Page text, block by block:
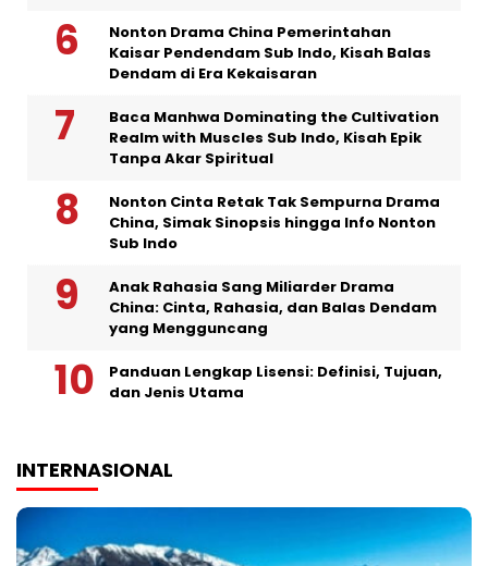
Nonton Drama China Pemerintahan
Kaisar Pendendam Sub Indo, Kisah Balas
Dendam di Era Kekaisaran
Baca Manhwa Dominating the Cultivation
Realm with Muscles Sub Indo, Kisah Epik
Tanpa Akar Spiritual
Nonton Cinta Retak Tak Sempurna Drama
China, Simak Sinopsis hingga Info Nonton
Sub Indo
Anak Rahasia Sang Miliarder Drama
China: Cinta, Rahasia, dan Balas Dendam
yang Mengguncang
Panduan Lengkap Lisensi: Definisi, Tujuan,
dan Jenis Utama
INTERNASIONAL